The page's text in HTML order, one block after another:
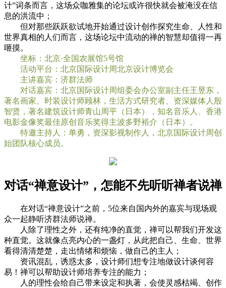
计”词条而言，这场众咖雅集的论坛或许很快就会被淹没在信
息的洪流中；
但对那些跃跃欲试地开始通过设计创作探究生命、人性和
世界真相的人们而言，这场论坛中流动的禅的智慧却值得一再
咂摸。
坐标：北京·全国农展馆5号馆
活动平台：北京国际设计周北京设计博览会
主讲嘉宾：济群法师
对话嘉宾：北京国际设计周组委会办公室副主任王昱东，
著名画家、时装设计师顾林，生活方式研究者、资深媒体人殷
智贤，著名建筑设计师青山周平（日本），知名音乐人、香港
电影金像奖最佳原创音乐奖得主波多野裕介（日本）。
特邀主持人：单勇，资深影视制作人，北京国际设计周创
始团队核心成员。
对话“禅意设计”，怎能不先听听禅者说禅
在对话“禅意设计”之前，5位来自国内外的嘉宾与现场观
众一起静听济群法师说禅。
人除了理性之外，还有纯净的直觉，禅可以帮我们开发这
种直觉。这就像点亮内心的一盏灯，从此把自己、生命、世界
看得清清楚楚，走出情绪和烦恼，做自己的主人；
资讯混乱，诱惑太多，设计师们想专注地做设计谈何容
易！禅可以帮助设计师培养专注的能力；
人的理性会给自己带来设定和执著，会使灵感枯竭、创作